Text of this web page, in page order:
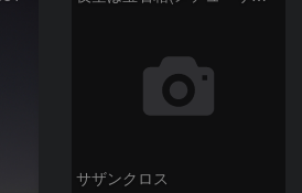
サザンクロス